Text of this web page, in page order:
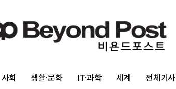
사회 생활·문화 IT·과학 세계 전체기사